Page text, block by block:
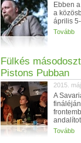
Ebben
a
április
Tovább
Fülkés
Pistons Pubban
2015.
A
Tovább